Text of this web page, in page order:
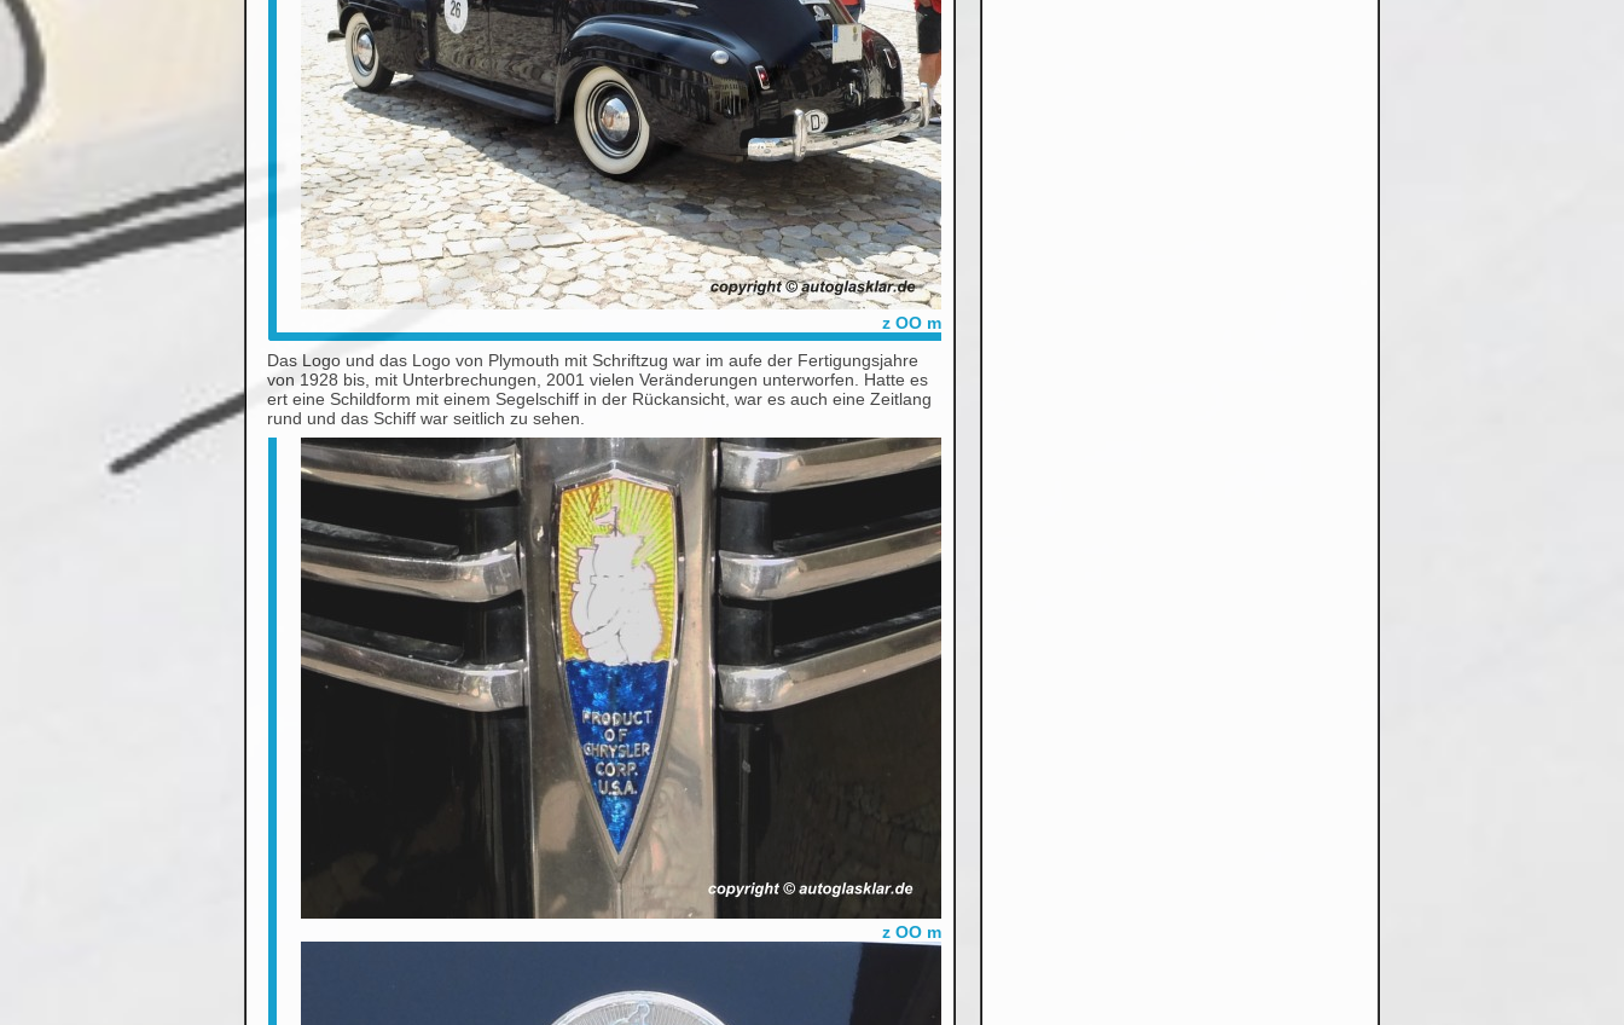
z OO m
Das Logo und das Logo von Plymouth mit Schriftzug war im aufe der Fertigungsjahre
von 1928 bis, mit Unterbrechungen, 2001 vielen Veränderungen unterworfen. Hatte es
ert eine Schildform mit einem Segelschiff in der Rückansicht, war es auch eine Zeitlang
rund und das Schiff war seitlich zu sehen.
z OO m